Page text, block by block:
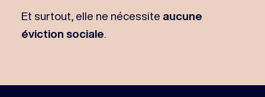
Et surtout, elle ne nécessite aucune
éviction sociale